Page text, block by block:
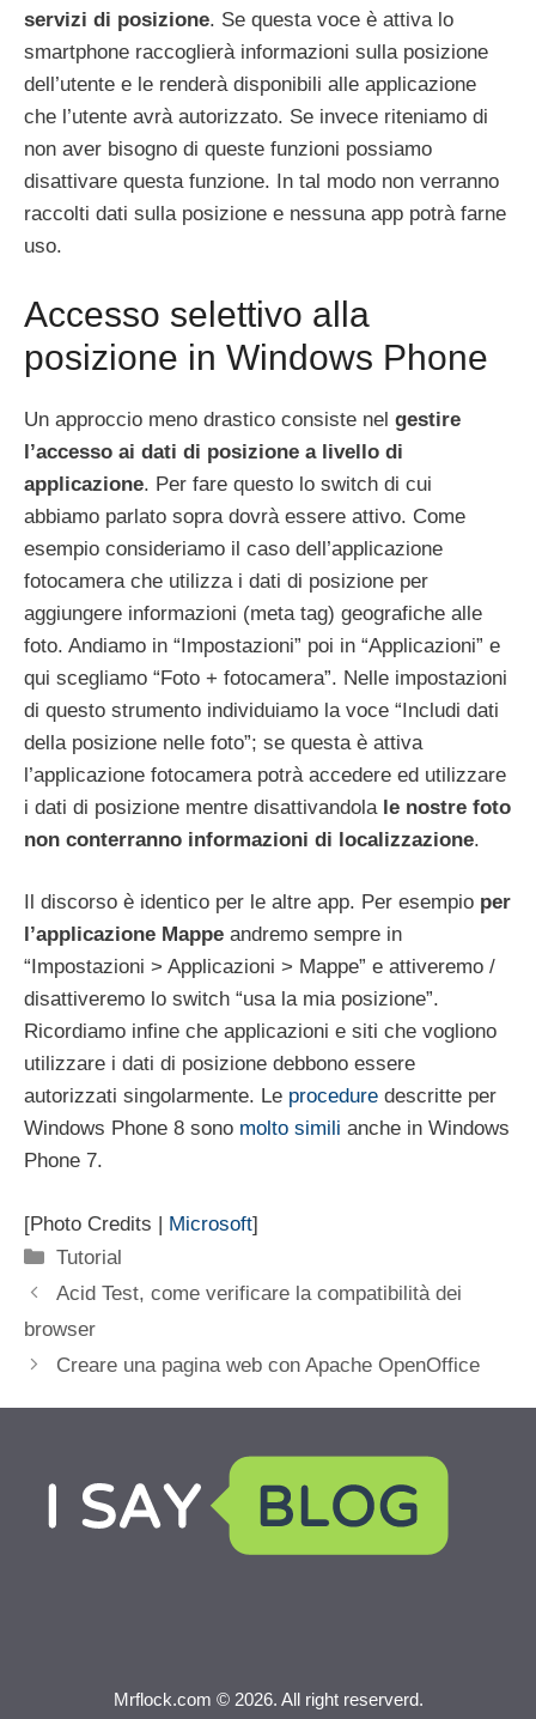
servizi di posizione. Se questa voce è attiva lo
smartphone raccoglierà informazioni sulla posizione
dell’utente e le renderà disponibili alle applicazione
che l’utente avrà autorizzato. Se invece riteniamo di
non aver bisogno di queste funzioni possiamo
disattivare questa funzione. In tal modo non verranno
raccolti dati sulla posizione e nessuna app potrà farne
uso.
Accesso selettivo alla
posizione in Windows Phone
Un approccio meno drastico consiste nel gestire
l’accesso ai dati di posizione a livello di
applicazione. Per fare questo lo switch di cui
abbiamo parlato sopra dovrà essere attivo. Come
esempio consideriamo il caso dell’applicazione
fotocamera che utilizza i dati di posizione per
aggiungere informazioni (meta tag) geografiche alle
foto. Andiamo in “Impostazioni” poi in “Applicazioni” e
qui scegliamo “Foto + fotocamera”. Nelle impostazioni
di questo strumento individuiamo la voce “Includi dati
della posizione nelle foto”; se questa è attiva
l’applicazione fotocamera potrà accedere ed utilizzare
i dati di posizione mentre disattivandola le nostre foto
non conterranno informazioni di localizzazione.
Il discorso è identico per le altre app. Per esempio per
l’applicazione Mappe andremo sempre in
“Impostazioni > Applicazioni > Mappe” e attiveremo /
disattiveremo lo switch “usa la mia posizione”.
Ricordiamo infine che applicazioni e siti che vogliono
utilizzare i dati di posizione debbono essere
autorizzati singolarmente. Le procedure descritte per
Windows Phone 8 sono molto simili anche in Windows
Phone 7.
[Photo Credits | Microsoft]
Categorie
Tutorial
Acid Test, come verificare la compatibilità dei
browser
Creare una pagina web con Apache OpenOffice
Mrflock.com © 2026. All right reserverd.